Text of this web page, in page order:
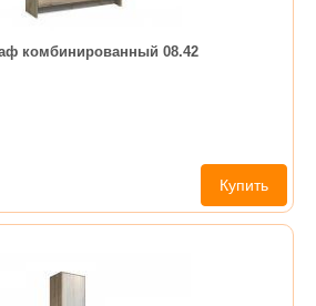
комбинированный 08.42
Купить